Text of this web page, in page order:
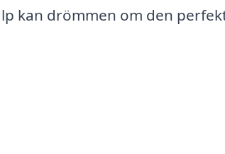
kan drömmen om den